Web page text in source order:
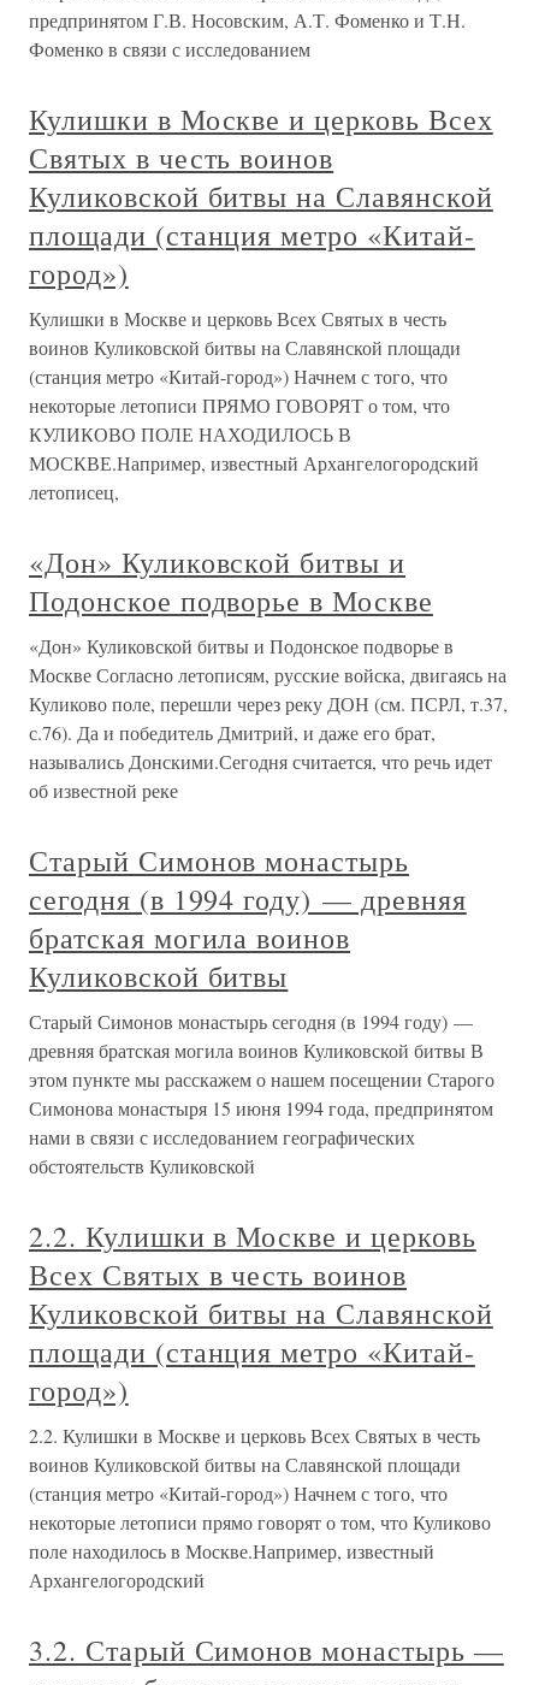
предпринятом Г.В. Носовским, А.Т. Фоменко и Т.Н.
Фоменко в связи с исследованием
Кулишки в Москве и церковь Всех
Святых в честь воинов
Куликовской битвы на Славянской
площади (станция метро «Китай-
город»)
Кулишки в Москве и церковь Всех Святых в честь
воинов Куликовской битвы на Славянской площади
(станция метро «Китай-город») Начнем с того, что
некоторые летописи ПРЯМО ГОВОРЯТ о том, что
КУЛИКОВО ПОЛЕ НАХОДИЛОСЬ В
МОСКВЕ.Например, известный Архангелогородский
летописец,
«Дон» Куликовской битвы и
Подонское подворье в Москве
«Дон» Куликовской битвы и Подонское подворье в
Москве Согласно летописям, русские войска, двигаясь на
Куликово поле, перешли через реку ДОН (см. ПСРЛ, т.37,
с.76). Да и победитель Дмитрий, и даже его брат,
назывались Донскими.Сегодня считается, что речь идет
об известной реке
Старый Симонов монастырь
сегодня (в 1994 году) — древняя
братская могила воинов
Куликовской битвы
Старый Симонов монастырь сегодня (в 1994 году) —
древняя братская могила воинов Куликовской битвы В
этом пункте мы расскажем о нашем посещении Старого
Симонова монастыря 15 июня 1994 года, предпринятом
нами в связи с исследованием географических
обстоятельств Куликовской
2.2. Кулишки в Москве и церковь
Всех Святых в честь воинов
Куликовской битвы на Славянской
площади (станция метро «Китай-
город»)
2.2. Кулишки в Москве и церковь Всех Святых в честь
воинов Куликовской битвы на Славянской площади
(станция метро «Китай-город») Начнем с того, что
некоторые летописи прямо говорят о том, что Куликово
поле находилось в Москве.Например, известный
Архангелогородский
3.2. Старый Симонов монастырь —